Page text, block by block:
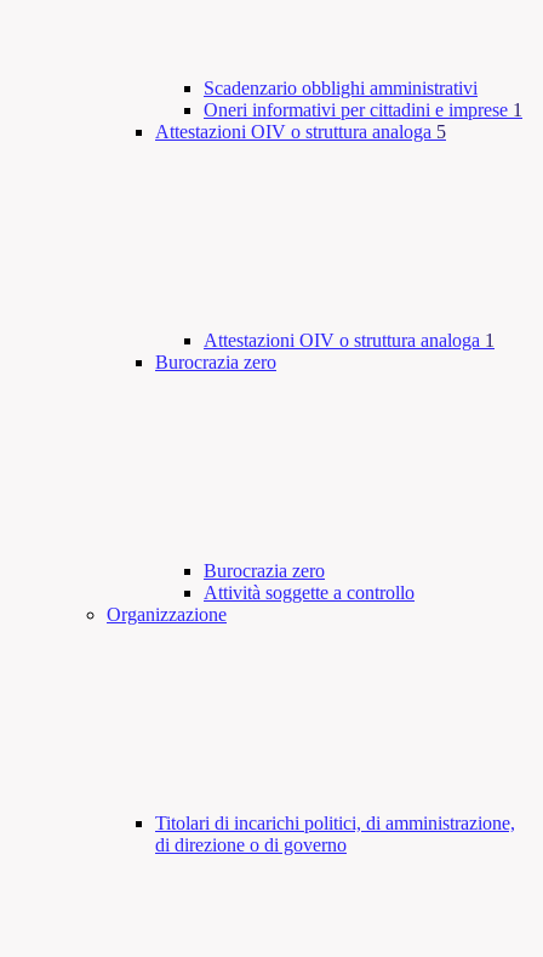
Scadenzario obblighi amministrativi
Oneri informativi per cittadini e imprese 1
Attestazioni OIV o struttura analoga 5
Attestazioni OIV o struttura analoga 1
Burocrazia zero
Burocrazia zero
Attività soggette a controllo
Organizzazione
Titolari di incarichi politici, di amministrazione,
di direzione o di governo